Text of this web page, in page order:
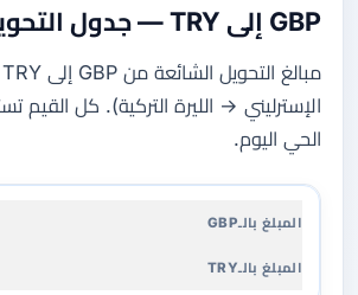
GBP إلى TRY — جدول التحويل السريع
الإسترليني → الليرة التركية). كل
الحي اليوم.
بالـGBP
المبلغ